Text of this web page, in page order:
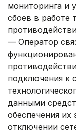
мониторинга и
сбоев в работе
— Оператор
подключения к
данными
обеспечения
отключении